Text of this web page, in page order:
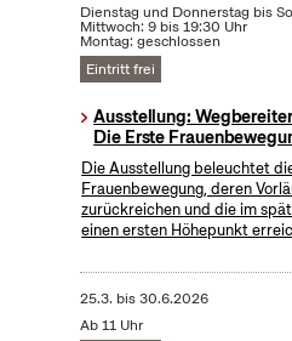
Dienstag und Donnerstag bis
Mittwoch: 9 bis 19:30 Uhr
Montag: geschlossen
Eintritt frei
Ausstellung:
Die Erste
Die Ausstellung beleuchtet
Frauenbewegung, deren
zurückreichen und die im
einen ersten Höhepunkt
25.3. bis30.6.2026
Ab 11 Uhr